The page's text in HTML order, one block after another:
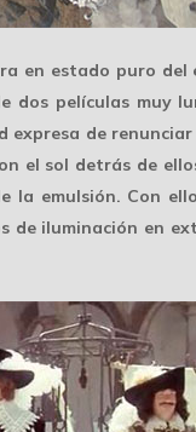
en estado puro del
películas muy
de
el sol detrás de
emulsión. Con
iluminación en